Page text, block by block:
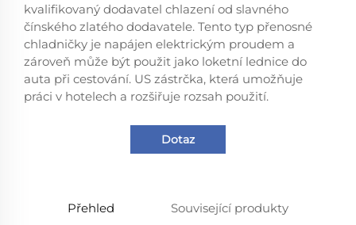
kvalifikovaný dodavatel chlazení od slavného
čínského zlatého dodavatele. Tento typ přenosné
chladničky je napájen elektrickým proudem a
zároveň může být použit jako loketní lednice do
auta při cestování. US zástrčka, která umožňuje
práci v hotelech a rozšiřuje rozsah použití.
Dotaz
Přehled Související produkty